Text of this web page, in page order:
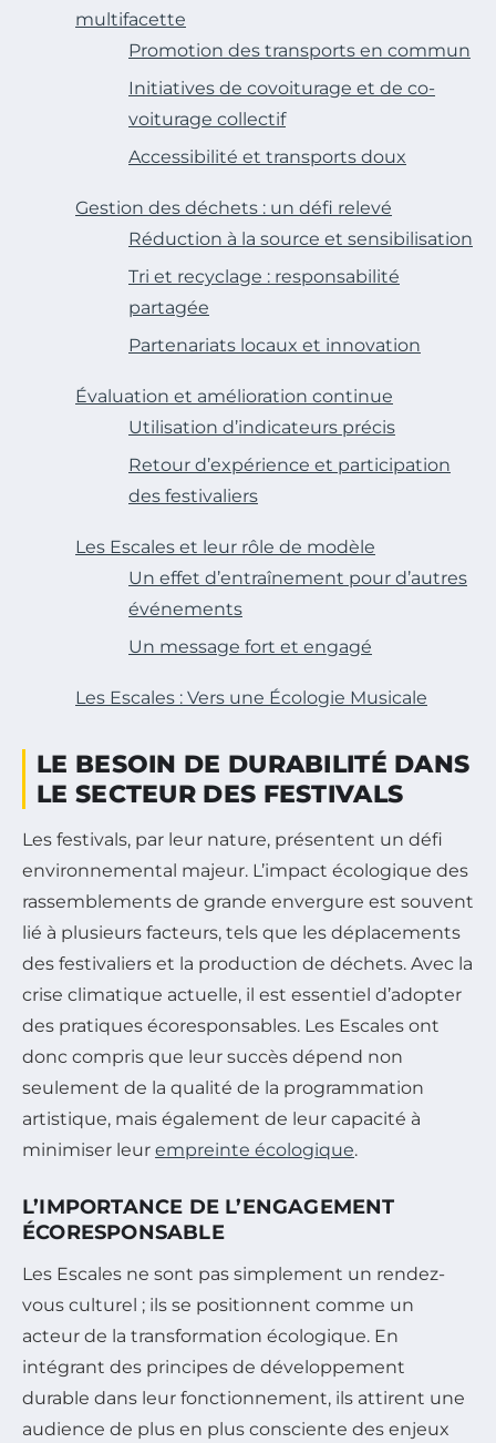
multifacette
Promotion des transports en commun
Initiatives de covoiturage et de co-
voiturage collectif
Accessibilité et transports doux
Gestion des déchets : un défi relevé
Réduction à la source et sensibilisation
Tri et recyclage : responsabilité
partagée
Partenariats locaux et innovation
Évaluation et amélioration continue
Utilisation d’indicateurs précis
Retour d’expérience et participation
des festivaliers
Les Escales et leur rôle de modèle
Un effet d’entraînement pour d’autres
événements
Un message fort et engagé
Les Escales : Vers une Écologie Musicale
LE BESOIN DE DURABILITÉ DANS
LE SECTEUR DES FESTIVALS
Les festivals, par leur nature, présentent un défi
environnemental majeur. L’impact écologique des
rassemblements de grande envergure est souvent
lié à plusieurs facteurs, tels que les déplacements
des festivaliers et la production de déchets. Avec la
crise climatique actuelle, il est essentiel d’adopter
des pratiques écoresponsables. Les Escales ont
donc compris que leur succès dépend non
seulement de la qualité de la programmation
artistique, mais également de leur capacité à
minimiser leur empreinte écologique.
L’IMPORTANCE DE L’ENGAGEMENT
ÉCORESPONSABLE
Les Escales ne sont pas simplement un rendez-
vous culturel ; ils se positionnent comme un
acteur de la transformation écologique. En
intégrant des principes de développement
durable dans leur fonctionnement, ils attirent une
audience de plus en plus consciente des enjeux